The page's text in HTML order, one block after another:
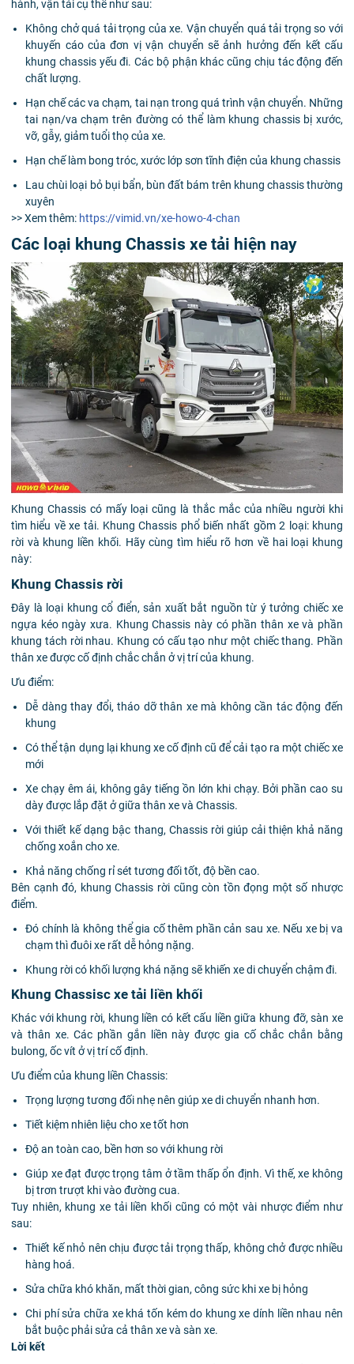
hành, vận tải cụ thể như sau:
Không chở quá tải trọng của xe. Vận chuyển quá tải trọng so với
khuyến cáo của đơn vị vận chuyển sẽ ảnh hưởng đến kết cấu
khung chassis yếu đi. Các bộ phận khác cũng chịu tác động đến
chất lượng.
Hạn chế các va chạm, tai nạn trong quá trình vận chuyển. Những
tai nạn/va chạm trên đường có thể làm khung chassis bị xước,
vỡ, gẫy, giảm tuổi thọ của xe.
Hạn chế làm bong tróc, xước lớp sơn tĩnh điện của khung chassis
Lau chùi loại bỏ bụi bẩn, bùn đất bám trên khung chassis thường
xuyên
>> Xem thêm: https://vimid.vn/xe-howo-4-chan
Các loại khung Chassis xe tải hiện nay
Khung Chassis có mấy loại cũng là thắc mắc của nhiều người khi
tìm hiểu về xe tải. Khung Chassis phổ biến nhất gồm 2 loại: khung
rời và khung liền khối. Hãy cùng tìm hiểu rõ hơn về hai loại khung
này:
Khung Chassis rời
Đây là loại khung cổ điển, sản xuất bắt nguồn từ ý tưởng chiếc xe
ngựa kéo ngày xưa. Khung Chassis này có phần thân xe và phần
khung tách rời nhau. Khung có cấu tạo như một chiếc thang. Phần
thân xe được cố định chắc chắn ở vị trí của khung.
Ưu điểm:
Dễ dàng thay đổi, tháo dỡ thân xe mà không cần tác động đến
khung
Có thể tận dụng lại khung xe cố định cũ để cải tạo ra một chiếc xe
mới
Xe chạy êm ái, không gây tiếng ồn lớn khi chạy. Bởi phần cao su
dày được lắp đặt ở giữa thân xe và Chassis.
Với thiết kế dạng bậc thang, Chassis rời giúp cải thiện khả năng
chống xoắn cho xe.
Khả năng chống rỉ sét tương đối tốt, độ bền cao.
Bên cạnh đó, khung Chassis rời cũng còn tồn đọng một số nhược
điểm.
Đó chính là không thể gia cố thêm phần cản sau xe. Nếu xe bị va
chạm thì đuôi xe rất dễ hỏng nặng.
Khung rời có khối lượng khá nặng sẽ khiến xe di chuyển chậm đi.
Khung Chassisc xe tải liền khối
Khác với khung rời, khung liền có kết cấu liền giữa khung đỡ, sàn xe
và thân xe. Các phần gắn liền này được gia cố chắc chắn bằng
bulong, ốc vít ở vị trí cố định.
Ưu điểm của khung liền Chassis:
Trọng lượng tương đối nhẹ nên giúp xe di chuyển nhanh hơn.
Tiết kiệm nhiên liệu cho xe tốt hơn
Độ an toàn cao, bền hơn so với khung rời
Giúp xe đạt được trọng tâm ở tầm thấp ổn định. Vì thế, xe không
bị trơn trượt khi vào đường cua.
Tuy nhiên, khung xe tải liền khối cũng có một vài nhược điểm như
sau:
Thiết kế nhỏ nên chịu được tải trọng thấp, không chở được nhiều
hàng hoá.
Sửa chữa khó khăn, mất thời gian, công sức khi xe bị hỏng
Chi phí sửa chữa xe khá tốn kém do khung xe dính liền nhau nên
bắt buộc phải sửa cả thân xe và sàn xe.
Lời kết